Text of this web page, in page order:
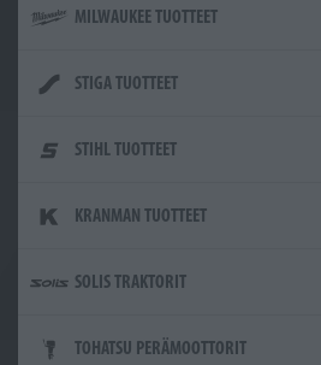
MILWAUKEE TUOTTEET
STIGA TUOTTEET
STIHL TUOTTEET
KRANMAN TUOTTEET
SOLIS TRAKTORIT
TOHATSU PERÄMOOTTORIT